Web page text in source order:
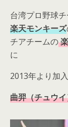
台湾プロ野球
楽天モンキーズ
チアチームの
に
2013年より加
曲羿（チュウ